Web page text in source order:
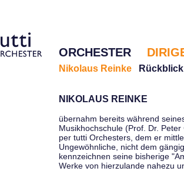
ORCHESTER
Nikolaus Reinke Rückblick
NIKOLAUS REINKE
übernahm bereits während
Musikhochschule (Prof. Dr.
per tutti Orchesters, dem er
Ungewöhnliche, nicht dem
kennzeichnen seine bisherige
Werke von hierzulande nahezu